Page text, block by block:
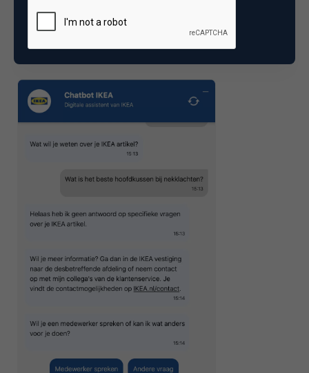
goed hoofdkussen bij nekklachten, maar gelukkig
kreeg ik wel meteen de mogelijkheid om een
medewerker te spreken. Prima oplossing!